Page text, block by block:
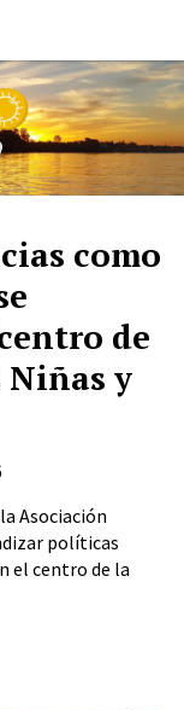
como
de
Niñas y
Asociación
políticas
el centro de la